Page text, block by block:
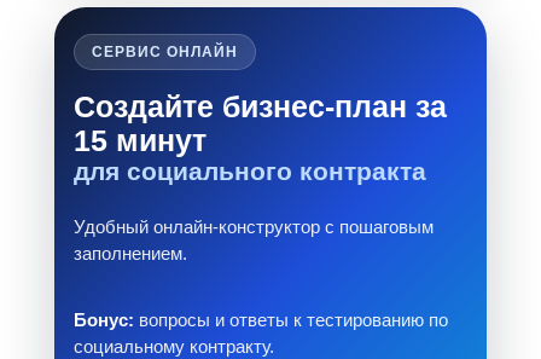
СЕРВИС ОНЛАЙН
Создайте бизнес-план за
15 минут
для социального контракта
Удобный онлайн-конструктор с пошаговым
заполнением.
Бонус: вопросы и ответы к тестированию по
социальному контракту.